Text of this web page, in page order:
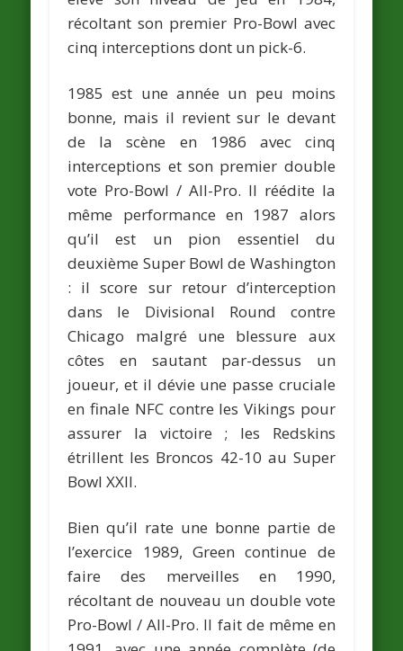
récoltant son premier Pro-Bowl avec
cinq interceptions dont un pick-6.
1985 est une année un peu moins
bonne, mais il revient sur le devant
de la scène en 1986 avec cinq
interceptions et son premier double
vote Pro-Bowl / All-Pro. Il réédite la
même performance en 1987 alors
qu’il est un pion essentiel du
deuxième Super Bowl de Washington
: il score sur retour d’interception
dans le Divisional Round contre
Chicago malgré une blessure aux
côtes en sautant par-dessus un
joueur, et il dévie une passe cruciale
en finale NFC contre les Vikings pour
assurer la victoire ; les Redskins
étrillent les Broncos 42-10 au Super
Bowl XXII.
Bien qu’il rate une bonne partie de
l’exercice 1989, Green continue de
faire des merveilles en 1990,
récoltant de nouveau un double vote
Pro-Bowl / All-Pro. Il fait de même en